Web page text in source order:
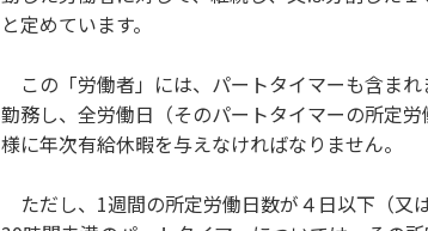
と定めています。
この「労働者」には、パートタイマーも含ま
勤務し、全労働日（そのパートタイマーの所定
様に年次有給休暇を与えなければなりません。
ただし、1週間の所定労働日数が４日以下（又